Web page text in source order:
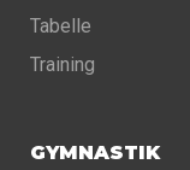
Tabelle
Training
GYMNASTIK